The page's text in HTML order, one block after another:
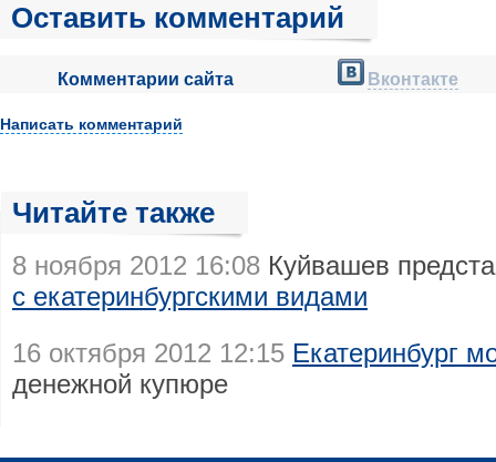
Оставить комментарий
Комментарии сайта Вконтакте
Написать комментарий
Читайте также
8 ноября 2012 16:08 Куйвашев
с екатеринбургскими видами
16 октября 2012 12:15 Екатеринбург
денежной купюре